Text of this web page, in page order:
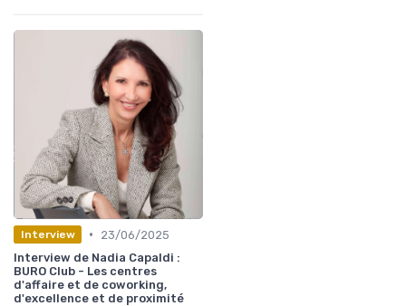
Interview •
23/06/2025
Interview de Nadia Capaldi :
BURO Club - Les centres
d'affaire et de coworking,
d'excellence et de proximité